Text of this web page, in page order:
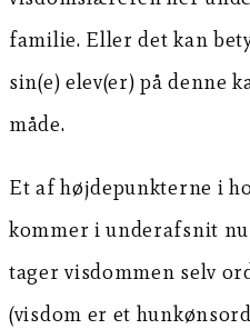
familie. Eller det kan
sin(e) elev(er) på denne
måde.
Et af højdepunkterne i
kommer i underafsnit
tager visdommen selv
(visdom er et